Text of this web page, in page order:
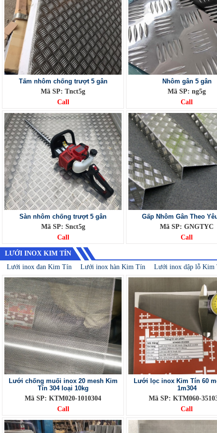
Tấm nhôm chống trượt 5 gân
Mã SP: Tnct5g
Call
Nhôm gân 5 gân
Mã SP: ng5g
Call
Sàn nhôm chống trượt 5 gân
Mã SP: Snct5g
Call
Gấp Nhôm Gân Theo
Mã SP: GNGTYC
Call
LƯỚI INOX KIM TÍN
Lưới inox đan Kim Tín
Lưới inox hàn Kim Tín Lưới inox dập lỗ Kim
Lưới chống muối inox 20 mesh Kim
Tín 304 loại 10kg
Mã SP: KTM020-1010304
Call
Lưới lọc inox Kim Tín 60
1m304
Mã SP: KTM060-
Call